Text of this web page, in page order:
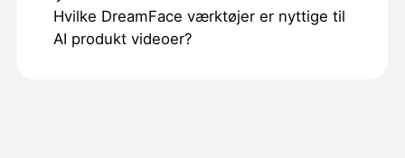
Hvilke DreamFace værktøjer er nyttige til
AI produkt videoer?